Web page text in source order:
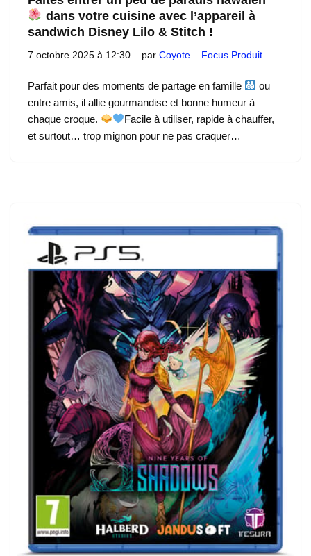
dans votre cuisine avec l’appareil à
sandwich Disney Lilo & Stitch !
7 octobre 2025 à 12:30 par Coyote Focus Produit
Parfait pour des moments de partage en famille
ou
entre amis, il allie gourmandise et bonne humeur à
chaque croque.
Facile à utiliser, rapide à chauffer,
et surtout… trop mignon pour ne pas craquer…